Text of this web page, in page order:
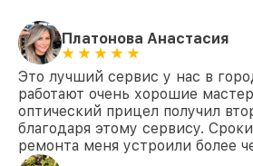
Платонова Анастасия
Это лучший сервис у нас в
работают очень хорошие
оптический прицел получил
благодаря этому сервису.
ремонта меня устроили более